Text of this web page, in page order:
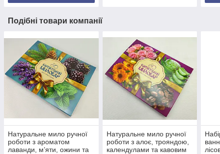
Подібні товари компанії
Натуральне мило ручної
роботи з ароматом
лаванди, м’яти, ожини та
Натуральне мило ручної
роботи з алоє, трояндою,
календулами та кавовим